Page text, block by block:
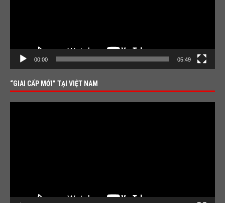
00:00 05:49
“GIAI CẤP MỚI” TẠI VIỆT NAM